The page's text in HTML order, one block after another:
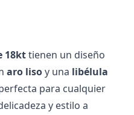
18kt tienen un diseño
aro liso y una libélula
para cualquier
y estilo a